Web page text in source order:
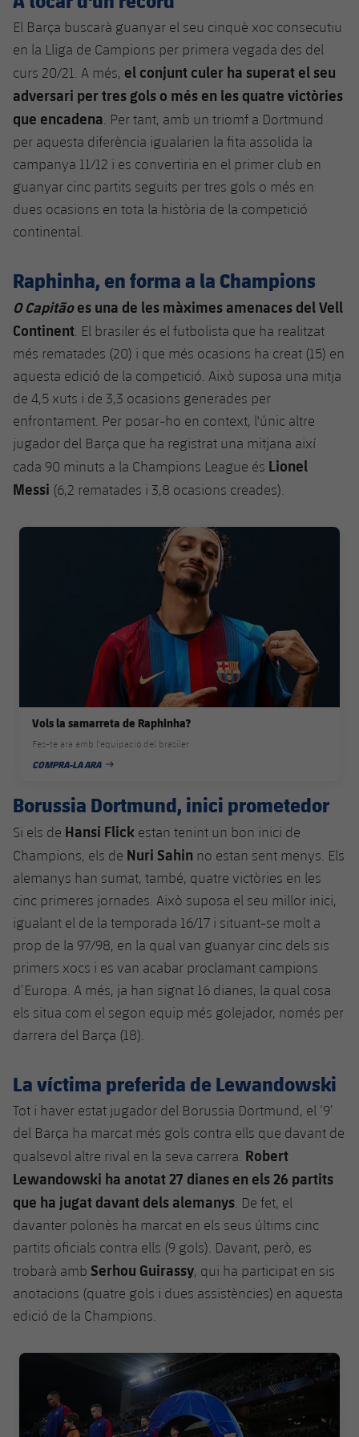
Jugadors
Fotos
Història
Palmarès
Classificació
Juvenil
Infantil
Aleví
Notícies
Atletisme
plusicon
més
Actualitat
Masculí
Femení
Agenda
Bàsquet en cadira de rodes
plusicon
més
Actualitat
Calendari
Resultats
Classificació
Hockey gel
plusicon
més
Actualitat
Jugadors
Calendari
Resultats
Hoquei herba
plusicon
més
Notícies
Hockey Herba Femení
Patinatge artístic
plusicon
més
Plantilla
Agenda
Rugby
Actualitat
Jugadors
Calendari
Resultats
Classificació
Voleibol
Notícies
Voleibol masculí
Voleibol femení
Apunta't a les amateurs
Apunta't a les amateurs
Carnet de l'Esportista Amateur
PLUSICON
MÉS
League of Legends
VALORANT Game Changers
El Barça buscarà guanyar el seu cinquè xoc consecutiu
en la Lliga de Campions per primera vegada des del
curs 20/21. A més, el conjunt culer ha superat el seu
adversari per tres gols o més en les quatre victòries
que encadena . Per tant, amb un triomf a Dortmund
per aquesta diferència igualarien la fita assolida la
campanya 11/12 i es convertiria en el primer club en
guanyar cinc partits seguits per tres gols o més en
dues ocasions en tota la història de la competició
continental.
Raphinha, en forma a la Champions
O Capitãoes una de les màximes amenaces del Vell
Continent . El brasiler és el futbolista que ha realitzat
més rematades (20) i que més ocasions ha creat (15) en
aquesta edició de la competició. Això suposa una mitja
de 4,5 xuts i de 3,3 ocasions generades per
enfrontament. Per posar-ho en context, l'únic altre
jugador del Barça que ha registrat una mitjana així
cada 90 minuts a la Champions League és Lionel
Messi (6,2 rematades i 3,8 ocasions creades).
FC Barcelona club badge
Vols la samarreta de Raphinha?
Fes-te ara amb l'equipació del brasiler
COMPRA-LA ARA
DATA DE PUBLICACIÓ
Borussia Dortmund, inici prometedor
Si els de Hansi Flick estan tenint un bon inici de
Champions, els de Nuri Sahin no estan sent menys. Els
alemanys han sumat, també, quatre victòries en les
cinc primeres jornades. Això suposa el seu millor inici,
igualant el de la temporada 16/17 i situant-se molt a
prop de la 97/98, en la qual van guanyar cinc dels sis
primers xocs i es van acabar proclamant campions
d’Europa. A més, ja han signat 16 dianes, la qual cosa
els situa com el segon equip més golejador, només per
darrera del Barça (18).
La víctima preferida de Lewandowski
Tot i haver estat jugador del Borussia Dortmund, el ‘9’
del Barça ha marcat més gols contra ells que davant de
qualsevol altre rival en la seva carrera. Robert
Lewandowski ha anotat 27 dianes en els 26 partits
que ha jugat davant dels alemanys . De fet, el
davanter polonès ha marcat en els seus últims cinc
partits oficials contra ells (9 gols). Davant, però, es
trobarà amb Serhou Guirassy, qui ha participat en sis
anotacions (quatre gols i dues assistències) en aquesta
edició de la Champions.
FC Barcelona club badge